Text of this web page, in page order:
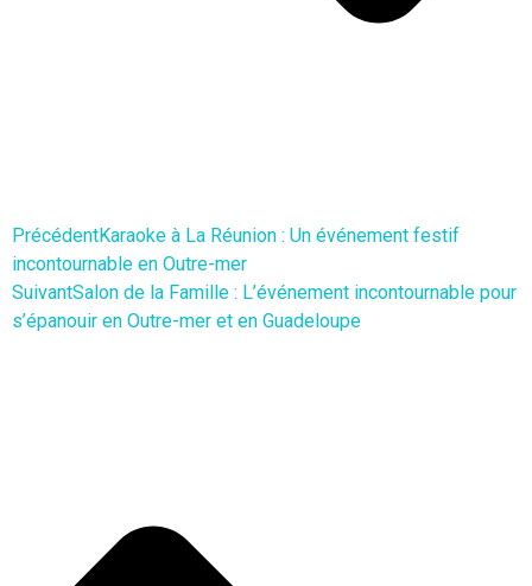
PrécédentKaraoke à La Réunion : Un événement festif
incontournable en Outre-mer
SuivantSalon de la Famille : L’événement incontournable pour
s’épanouir en Outre-mer et en Guadeloupe